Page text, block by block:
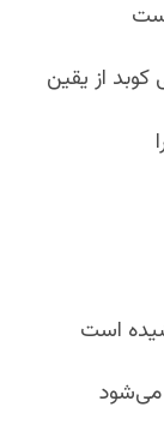
از یقین
است
می‌شود